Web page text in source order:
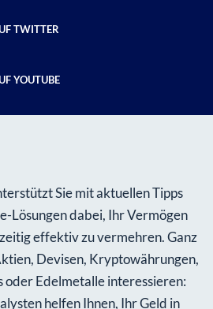
TWITTER
YOUTUBE
Sie mit aktuellen Tipps
Lösungen dabei, Ihr Vermögen
effektiv zu vermehren. Ganz
Devisen, Kryptowährungen,
Edelmetalle interessieren:
helfen Ihnen, Ihr Geld in